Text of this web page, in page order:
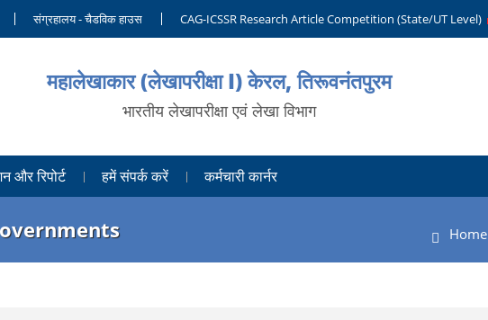
संग्रहालय - चैडविक हाउस CAG-ICSSR Research Article Competition (State/UT Level)
महालेखाकार (लेखापरीक्षा I) केरल, तिरूवनंतपुरम
भारतीय लेखापरीक्षा एवं लेखा विभाग
और रिपोर्ट हमें संपर्क करें कर्मचारी कार्नर
Home